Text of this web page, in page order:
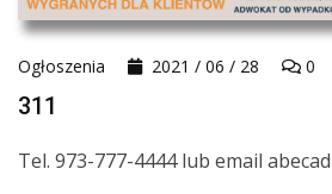
Ogłoszenia 2021 / 06 / 28 0
311
Tel. 973-777-4444 lub email